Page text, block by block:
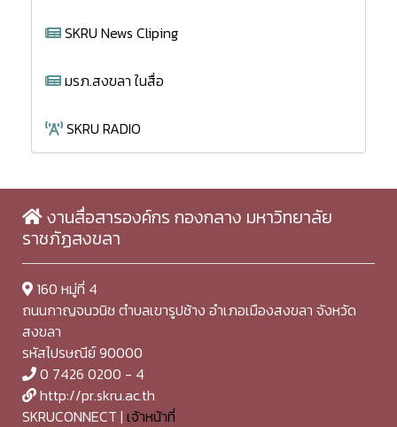
SKRU News Cliping
มรภ.สงขลา ในสื่อ
SKRU RADIO
งานสื่อสารองค์กร กองกลาง มหาวิทยาลัย
ราชภัฏสงขลา
160 หมู่ที่ 4
ถนนกาญจนวนิช ตำบลเขารูปช้าง อำเภอเมืองสงขลา จังหวัด
สงขลา
รหัสไปรษณีย์ 90000
0 7426 0200 - 4
http://pr.skru.ac.th
SKRUCONNECT | เจ้าหน้าที่